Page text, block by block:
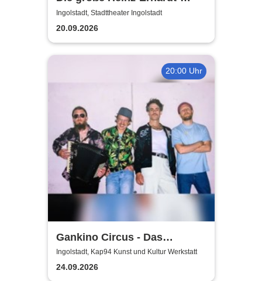
Show - Das Musical über den
unvergessenen Schelm
Ingolstadt, Stadttheater Ingolstadt
20.09.2026
20:00 Uhr
Gankino Circus - Das
Gegenteil von Rock’n’Roll
Ingolstadt, Kap94 Kunst und Kultur Werkstatt
24.09.2026